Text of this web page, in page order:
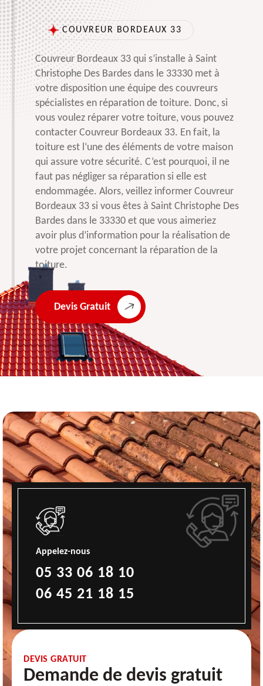
COUVREUR BORDEAUX 33
Couvreur Bordeaux 33 qui s’installe à Saint
Christophe Des Bardes dans le 33330 met à
votre disposition une équipe des couvreurs
spécialistes en réparation de toiture. Donc, si
vous voulez réparer votre toiture, vous pouvez
contacter Couvreur Bordeaux 33. En fait, la
toiture est l’une des éléments de votre maison
qui assure votre sécurité. C’est pourquoi, il ne
faut pas négliger sa réparation si elle est
endommagée. Alors, veillez informer Couvreur
Bordeaux 33 si vous êtes à Saint Christophe Des
Bardes dans le 33330 et que vous aimeriez
avoir plus d’information pour la réalisation de
votre projet concernant la réparation de la
toiture.
Devis Gratuit
Appelez-nous
05 33 06 18 10
06 45 21 18 15
DEVIS GRATUIT
Demande de devis gratuit